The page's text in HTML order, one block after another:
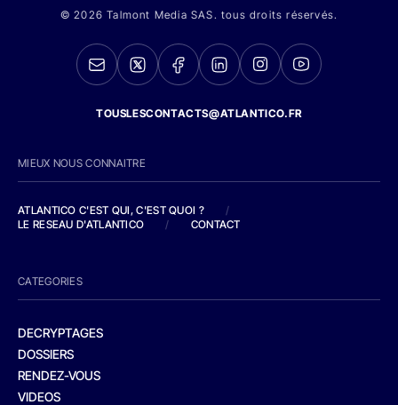
© 2026 Talmont Media SAS. tous droits réservés.
TOUSLESCONTACTS@ATLANTICO.FR
MIEUX NOUS CONNAITRE
ATLANTICO C'EST QUI, C'EST QUOI ?
/
LE RESEAU D'ATLANTICO
/ CONTACT
CATEGORIES
DECRYPTAGES
DOSSIERS
RENDEZ-VOUS
VIDEOS